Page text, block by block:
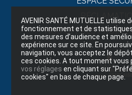
NOS OFFRES
AVENIR SANTÉ MUTUELLE utilise
fonctionnement et de
des mesures d’audience et
expérience sur ce site. En
navigation, vous acceptez le
ces cookies. A tout moment vous
vos réglages en cliquant sur
cookies" en bas de chaque page.